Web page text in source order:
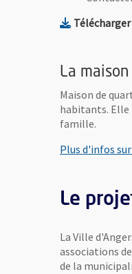
La
Maison de
habitants. Elle
famille.
Plus d'infos
Le
La Ville
associations
de la